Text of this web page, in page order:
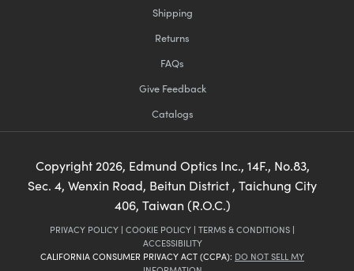
Shipping
Returns
FAQs
Give Feedback
Catalogs
Copyright2026, Edmund Optics Inc., 14F., No.83,
Sec. 4, Wenxin Road, Beitun District , Taichung City
406, Taiwan (R.O.C.)
PRIVACY POLICY | COOKIE POLICY | TERMS & CONDITIONS |
ACCESSIBILITY
CALIFORNIA CONSUMER PRIVACY ACT (CCPA): DO NOT SELL MY